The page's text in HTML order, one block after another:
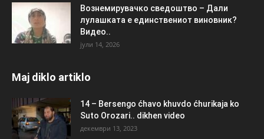
Вознемирувачко сведоштво – Дали
лулашката е единствениот виновник?
Видео..
јули 14, 2026
Maj diklo artiklo
14 – Bersengo ćhavo khuvdo ćhurikaja ko
Suto Orozari.. dikhen video
декември 13, 2023